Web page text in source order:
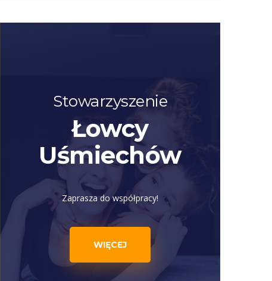
Stowarzyszenie
Łowcy
Uśmiechów
Zaprasza do współpracy!
WIĘCEJ